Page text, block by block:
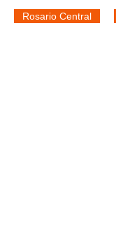
Rosario Central